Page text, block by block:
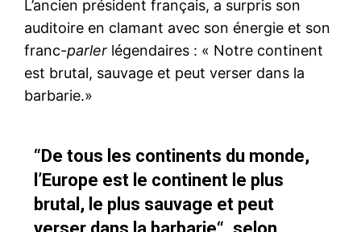
L’ancien président français, a surpris son
auditoire en clamant avec son énergie et son
franc-parler légendaires : « Notre continent
est brutal, sauvage et peut verser dans la
barbarie.»
“De tous les continents du monde,
l’Europe est le continent le plus
brutal, le plus sauvage et peut